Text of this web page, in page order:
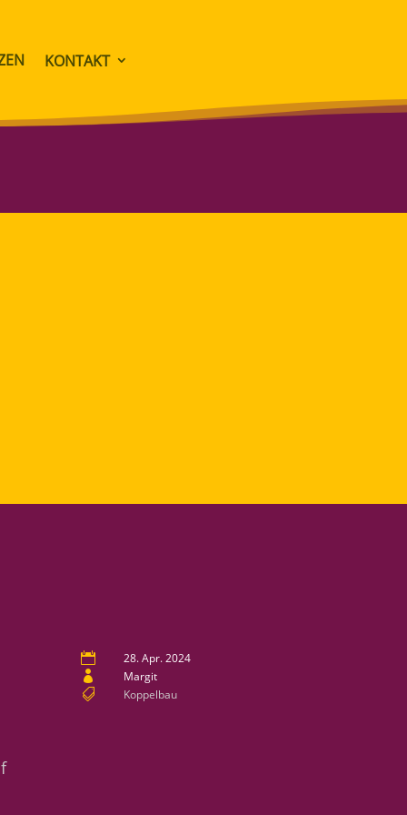
KONTAKT
 28. Apr. 2024
 Margit
 Koppelbau